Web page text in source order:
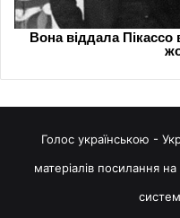
Голос українською -
матеріалів посилання